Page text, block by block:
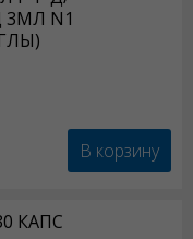
N1
В корзину
КАПС